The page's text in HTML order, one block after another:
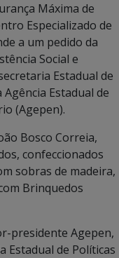
Máxima de
Especializado de
a um pedido da
Social e
Estadual de
Estadual de
(Agepen).
Bosco Correia,
confeccionados
sobras de madeira,
Brinquedos
presidente Agepen,
Estadual de Políticas